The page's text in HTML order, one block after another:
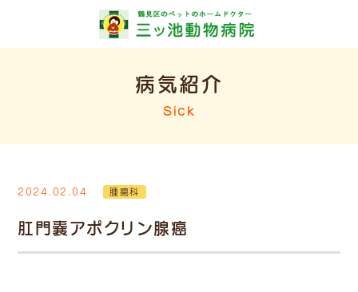
病気紹介
Sick
2024.02.04 腫瘍科
肛門嚢アポクリン腺癌